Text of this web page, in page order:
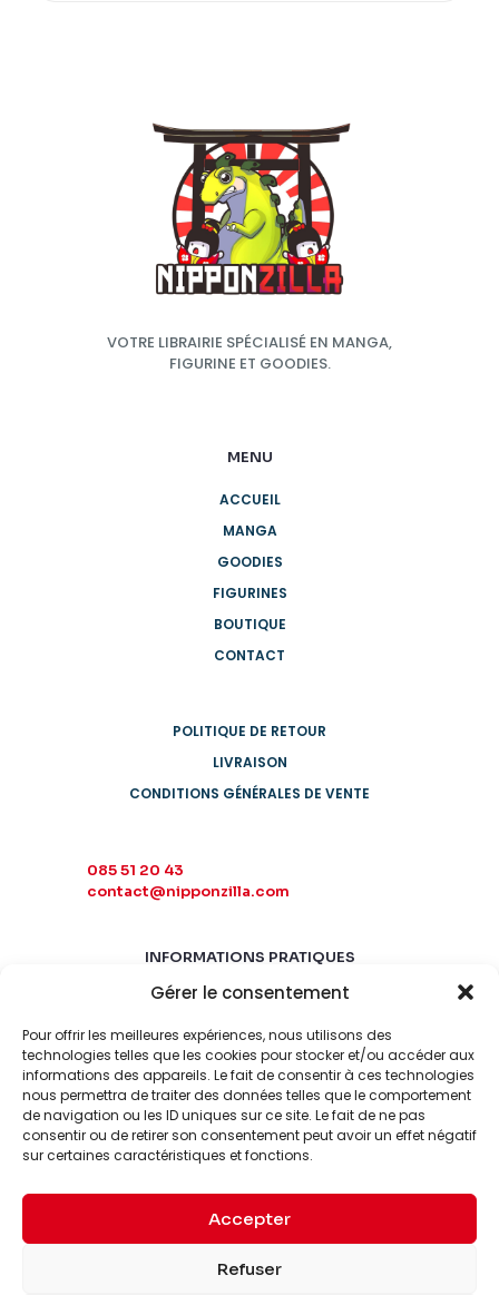
Gérer le consentement
Pour offrir les meilleures expériences, nous utilisons des
technologies telles que les cookies pour stocker et/ou accéder aux
informations des appareils. Le fait de consentir à ces technologies
nous permettra de traiter des données telles que le comportement
de navigation ou les ID uniques sur ce site. Le fait de ne pas
consentir ou de retirer son consentement peut avoir un effet négatif
sur certaines caractéristiques et fonctions.
Accepter
Refuser
VOTRE LIBRAIRIE SPÉCIALISÉ EN MANGA,
FIGURINE ET GOODIES.
MENU
ACCUEIL
MANGA
GOODIES
FIGURINES
BOUTIQUE
CONTACT
POLITIQUE DE RETOUR
LIVRAISON
CONDITIONS GÉNÉRALES DE VENTE
085 51 20 43
contact@nipponzilla.com
INFORMATIONS PRATIQUES
MARDI-SAMEDI
LUNDI-DIMANCHE
FERMÉ
© 2026 Nipponzilla. Tous
Mentions